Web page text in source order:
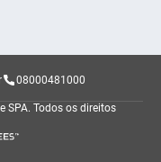
08000481000
SPA. Todos os direitos